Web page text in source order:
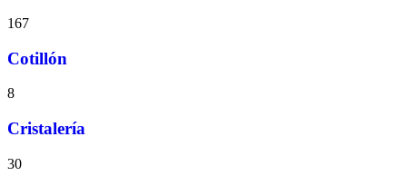
167
Cotillón
8
Cristalería
30